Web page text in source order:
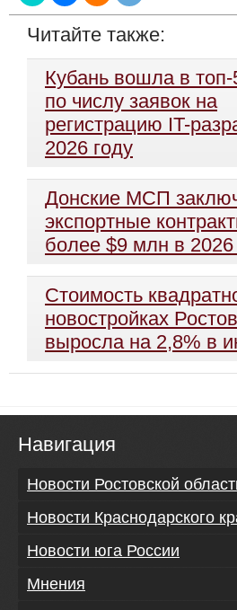
Читайте также:
Кубань вошла в топ-
по числу заявок на
регистрацию IT-
2026 году
Донские МСП
экспортные
более $9 млн в 2026
Стоимость
новостройках
выросла на 2,8% в
Навигация
Новости Ростовской
Новости Краснодарского
Новости юга России
Мнения